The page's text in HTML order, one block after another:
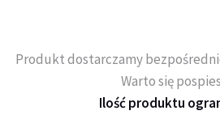
Produkt dostarczamy
Warto się
Ilość produktu